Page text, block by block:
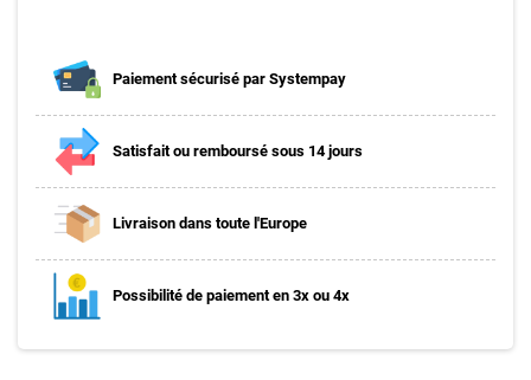
Paiement sécurisé par Systempay
Satisfait ou remboursé sous 14 jours
Livraison dans toute l'Europe
Possibilité de paiement en 3x ou 4x